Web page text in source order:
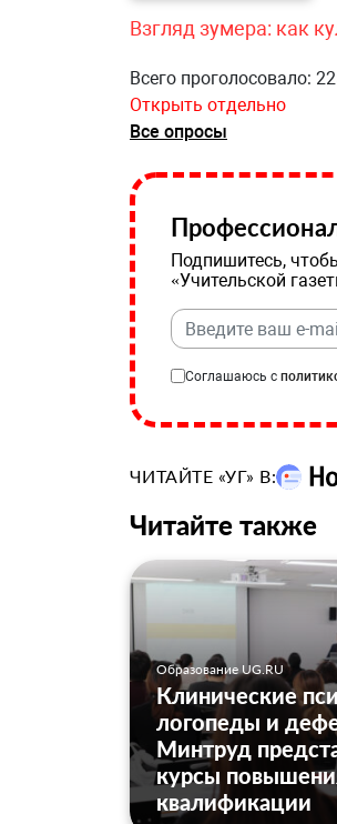
Взгляд зумера: как
Всего проголосовало:
Открыть отдельно
Все опросы
Подпишитесь,
«Учительской
Соглашаюсь с
ЧИТАЙТЕ «УГ» В:
Читайте также
Образование UG.RU
Клинические
логопеды и
Минтруд
курсы
квалификации